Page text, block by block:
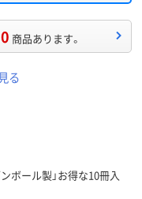
商品あります。
る
ボール製」お得な10冊入